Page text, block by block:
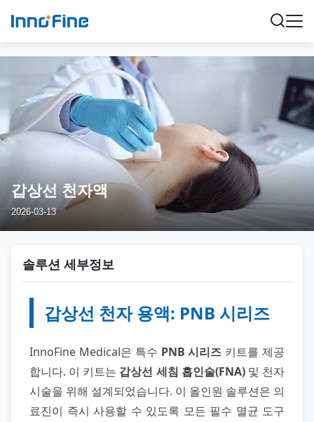
갑상선 천자액
2026-03-13
솔루션 세부정보
갑상선 천자 용액: PNB 시리즈
InnoFine Medical은 특수 PNB 시리즈 키트를 제공
합니다. 이 키트는 갑상선 세침 흡인술(FNA)및 천자
시술을 위해 설계되었습니다. 이 올인원 솔루션은 의
료진이 즉시 사용할 수 있도록 모든 필수 멸균 도구